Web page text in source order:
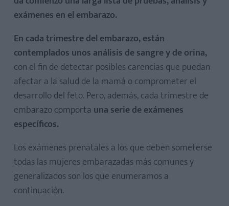
exámenes en el embarazo.
En cada trimestre del embarazo, están
contemplados unos análisis de sangre y de orina,
con el fin de detectar posibles carencias que puedan
afectar a la salud de la mamá o comprometer el
desarrollo del feto. Pero, además, cada trimestre de
embarazo comporta una serie de exámenes
específicos.
Los exámenes prenatales a los que deben someterse
todas las mujeres embarazadas más comunes y
generalizados son los que enumeramos a
continuación.